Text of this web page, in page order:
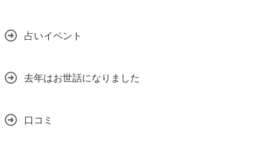
占いイベント
去年はお世話になりました
口コミ